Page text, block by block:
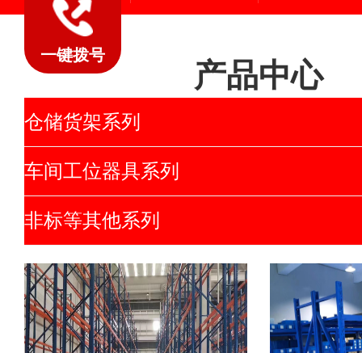
产品中心
仓储货架系列
车间工位器具系列
非标等其他系列
一键拨号